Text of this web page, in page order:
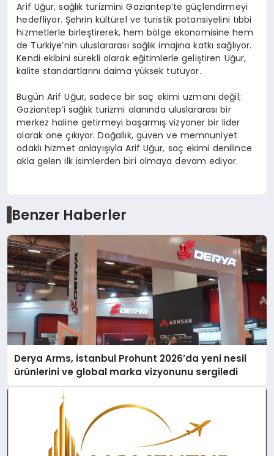
Arif Uğur, sağlık turizmini Gaziantep’te güçlendirmeyi
hedefliyor. Şehrin kültürel ve turistik potansiyelini tıbbi
hizmetlerle birleştirerek, hem bölge ekonomisine hem
de Türkiye’nin uluslararası sağlık imajına katkı sağlıyor.
Kendi ekibini sürekli olarak eğitimlerle geliştiren Uğur,
kalite standartlarını daima yüksek tutuyor.
Bugün Arif Uğur, sadece bir saç ekimi uzmanı değil;
Gaziantep’i sağlık turizmi alanında uluslararası bir
merkez haline getirmeyi başarmış vizyoner bir lider
olarak öne çıkıyor. Doğallık, güven ve memnuniyet
odaklı hizmet anlayışıyla Arif Uğur, saç ekimi denilince
akla gelen ilk isimlerden biri olmaya devam ediyor.
Benzer Haberler
Derya Arms, İstanbul Prohunt 2026’da yeni nesil
ürünlerini ve global marka vizyonunu sergiledi